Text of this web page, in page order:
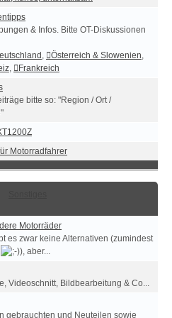
& Infos. Bitte OT-Diskussionen
, Österreich & Slowenien,
,
Frankreich
bitte so: "Region / Ort /
Motorradfahrer
Motorräder
es zwar keine Alternativen (zumindest
), aber...
Videoschnitt, Bildbearbeitung & Co...
gebrauchten und Neuteilen sowie